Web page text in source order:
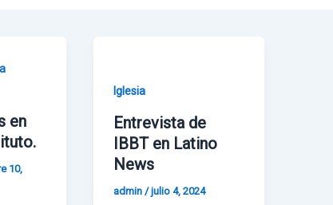
en
10,
Iglesia
Entrevista de
IBBT en Latino
News
admin /julio 4, 2024